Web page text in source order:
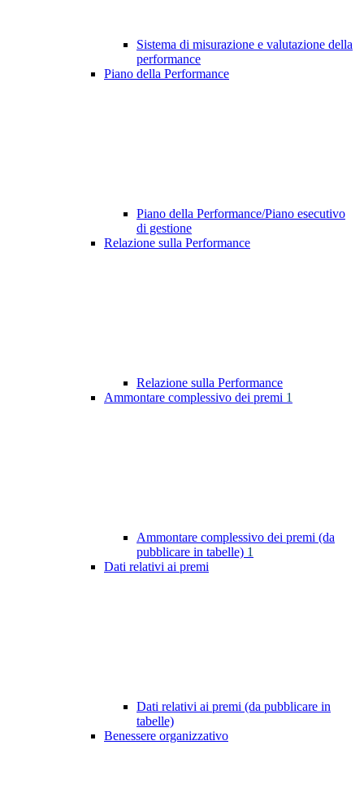
Sistema di misurazione e valutazione della
performance
Piano della Performance
Piano della Performance/Piano esecutivo
di gestione
Relazione sulla Performance
Relazione sulla Performance
Ammontare complessivo dei premi 1
Ammontare complessivo dei premi (da
pubblicare in tabelle) 1
Dati relativi ai premi
Dati relativi ai premi (da pubblicare in
tabelle)
Benessere organizzativo